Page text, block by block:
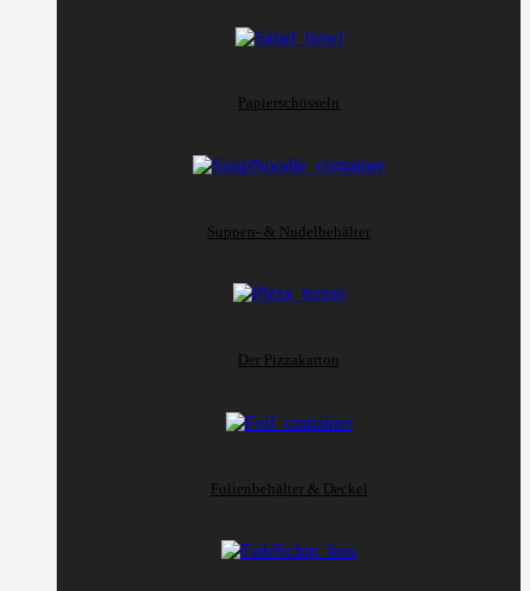
Papierschüsseln
Suppen- & Nudelbehälter
Der Pizzakarton
Folienbehälter & Deckel